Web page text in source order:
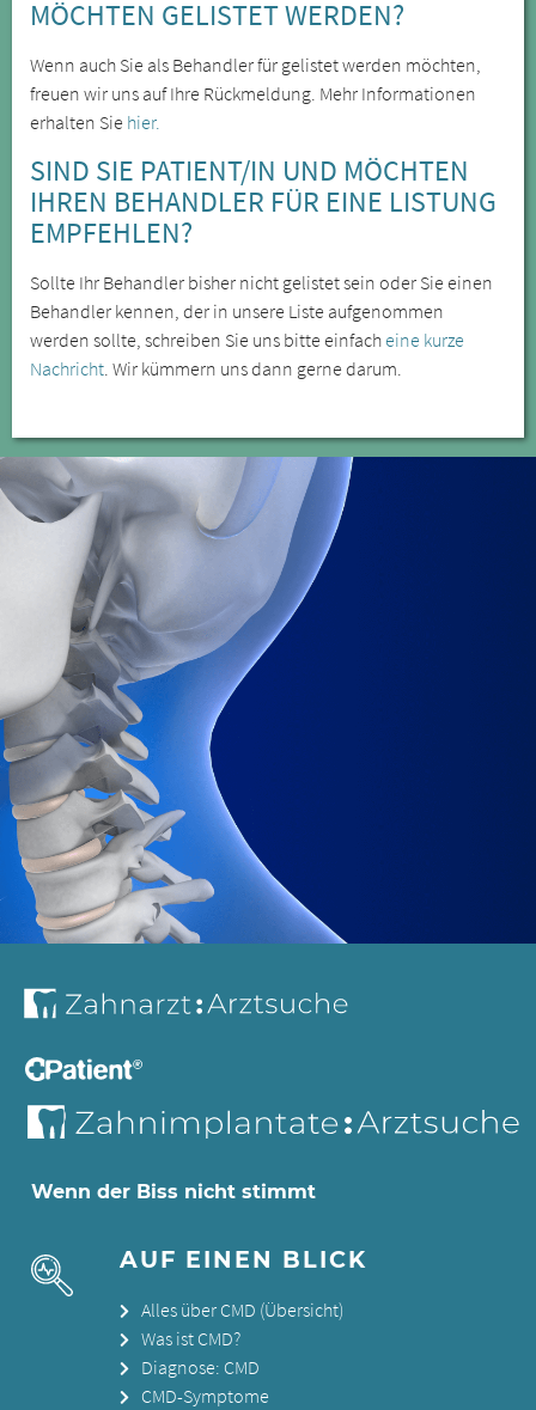
MÖCHTEN GELISTET WERDEN?
Wenn auch Sie als Behandler für gelistet werden möchten,
freuen wir uns auf Ihre Rückmeldung. Mehr Informationen
erhalten Sie hier.
SIND SIE PATIENT/IN UND MÖCHTEN
IHREN BEHANDLER FÜR EINE LISTUNG
EMPFEHLEN?
Sollte Ihr Behandler bisher nicht gelistet sein oder Sie einen
Behandler kennen, der in unsere Liste aufgenommen
werden sollte, schreiben Sie uns bitte einfacheine kurze
Nachricht. Wir kümmern uns dann gerne darum.
Wenn der Biss nicht stimmt
AUF EINEN BLICK
Alles über CMD (Übersicht)
Was ist CMD?
Diagnose: CMD
CMD-Symptome